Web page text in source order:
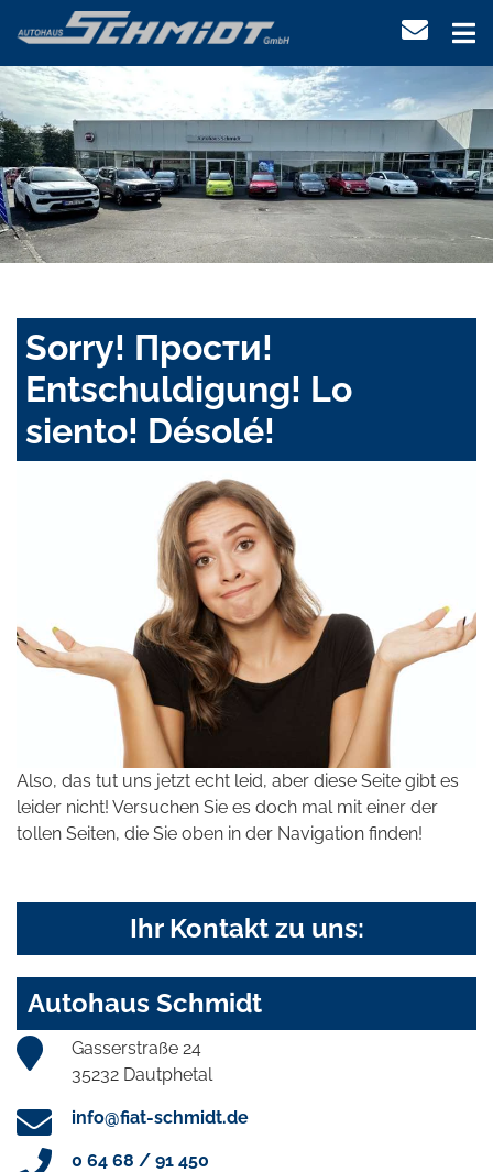
Sorry! Прости!
Entschuldigung! Lo
siento! Désolé!
Also, das tut uns jetzt echt leid, aber diese Seite gibt es
leider nicht! Versuchen Sie es doch mal mit einer der
tollen Seiten, die Sie oben in der Navigation finden!
Ihr Kontakt zu uns:
Autohaus Schmidt
Gasserstraße 24
35232 Dautphetal
info@fiat-schmidt.de
0 64 68 / 91 450